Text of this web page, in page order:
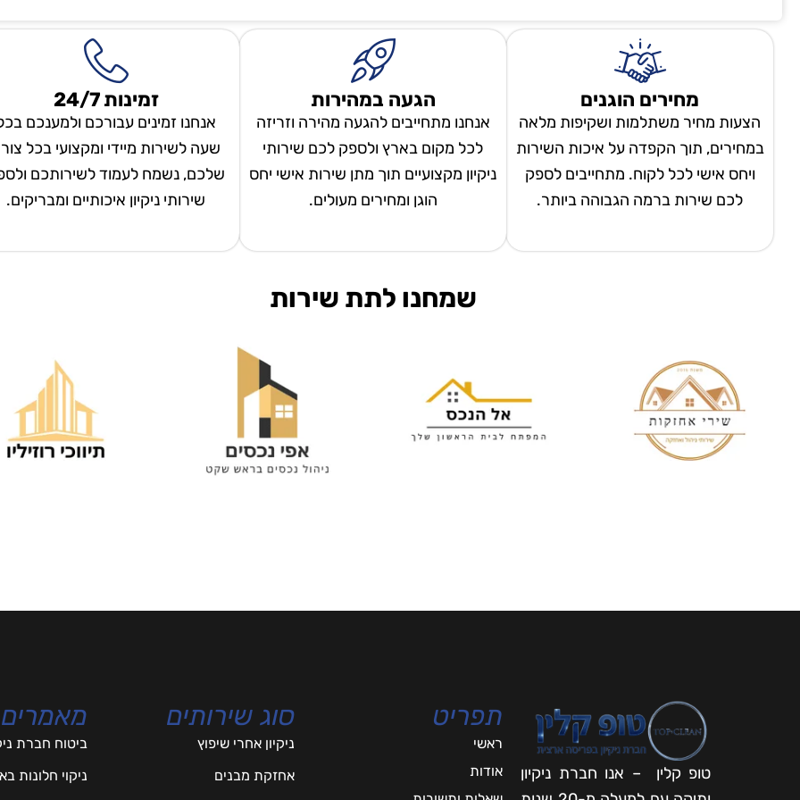
מחירים הוגנים
הצעות מחיר משתלמות ושקיפות מלאה
במחירים, תוך הקפדה על איכות השירות
ויחס אישי לכל לקוח. מתחייבים לספק
לכם שירות ברמה הגבוהה ביותר.
הגעה במהירות
אנחנו מתחייבים להגעה מהירה וזריזה
לכל מקום בארץ ולספק לכם שירותי
ניקיון מקצועיים תוך מתן שירות אישי יחס
הוגן ומחירים מעולים.
זמינות 24/7
אנחנו זמינים עבורכם ולמענכם
שעה לשירות מיידי ומקצועי בכל
שלכם, נשמח לעמוד לשירותכם
שירותי ניקיון איכותיים ומבריקים.
שמחנו לתת שירות
טופ קלין – אנו חברת ניקיון
תפריט
ראשי
אודות
סוג שירותים
ניקיון אחרי שיפוץ
אחזקת מבנים
מאמרים
ביטוח חברת
ניקוי חלונות